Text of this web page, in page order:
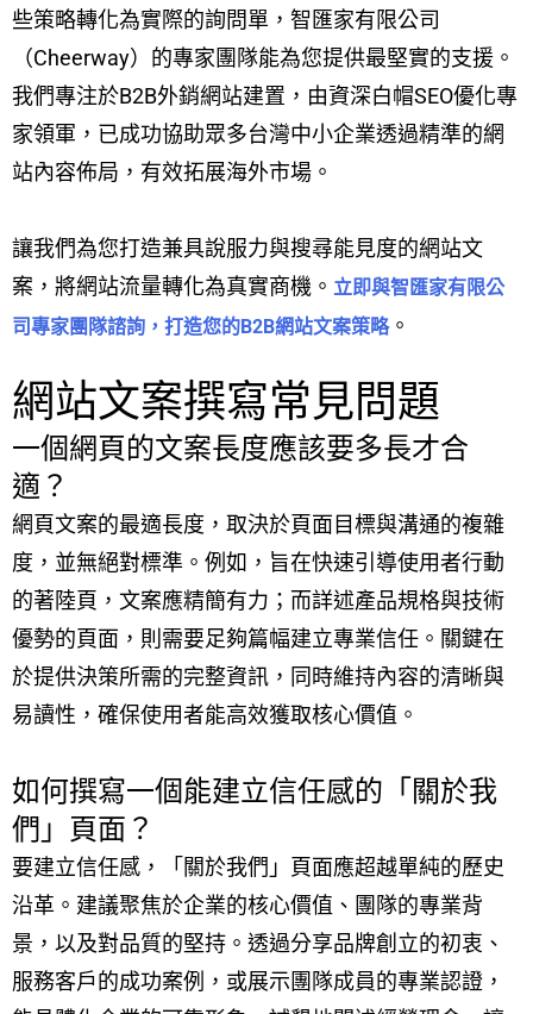
些策略轉化為實際的詢問單，智匯家有限公司
（Cheerway）的專家團隊能為您提供最堅實的支援。
我們專注於B2B外銷網站建置，由資深白帽SEO優化專
家領軍，已成功協助眾多台灣中小企業透過精準的網
站內容佈局，有效拓展海外市場。
讓我們為您打造兼具說服力與搜尋能見度的網站文
案，將網站流量轉化為真實商機。 立即與智匯家有限公
司專家團隊諮詢，打造您的B2B網站文案策略。
網站文案撰寫常見問題
一個網頁的文案長度應該要多長才合
適？
網頁文案的最適長度，取決於頁面目標與溝通的複雜
度，並無絕對標準。例如，旨在快速引導使用者行動
的著陸頁，文案應精簡有力；而詳述產品規格與技術
優勢的頁面，則需要足夠篇幅建立專業信任。關鍵在
於提供決策所需的完整資訊，同時維持內容的清晰與
易讀性，確保使用者能高效獲取核心價值。
如何撰寫一個能建立信任感的「關於我
們」頁面？
要建立信任感，「關於我們」頁面應超越單純的歷史
沿革。建議聚焦於企業的核心價值、團隊的專業背
景，以及對品質的堅持。透過分享品牌創立的初衷、
服務客戶的成功案例，或展示團隊成員的專業認證，